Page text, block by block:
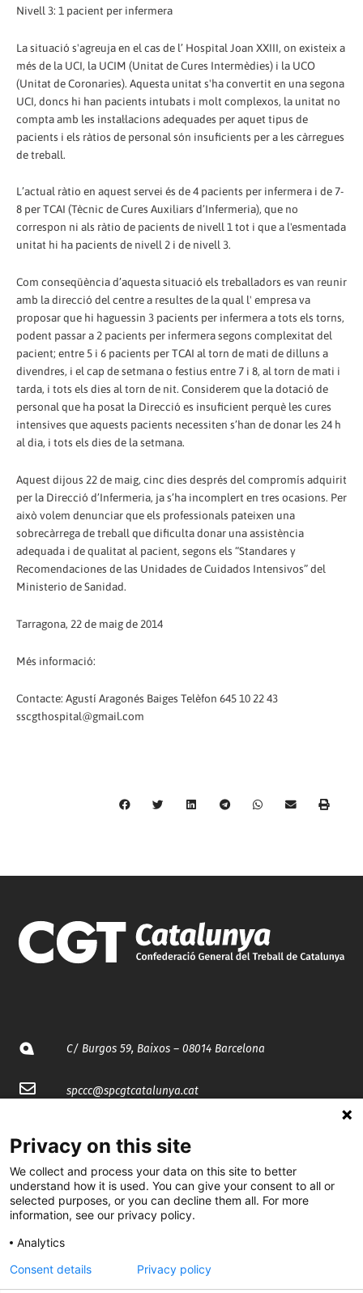
Nivell 3: 1 pacient per infermera
La situació s'agreuja en el cas de l’ Hospital Joan XXIII, on existeix a
més de la UCI, la UCIM (Unitat de Cures Intermèdies) i la UCO
(Unitat de Coronaries). Aquesta unitat s'ha convertit en una segona
UCI, doncs hi han pacients intubats i molt complexos, la unitat no
compta amb les instal·lacions adequades per aquet tipus de
pacients i els ràtios de personal són insuficients per a les càrregues
de treball.
L’actual ràtio en aquest servei és de 4 pacients per infermera i de 7-
8 per TCAI (Tècnic de Cures Auxiliars d’Infermeria), que no
correspon ni als ràtio de pacients de nivell 1 tot i que a l'esmentada
unitat hi ha pacients de nivell 2 i de nivell 3.
Com conseqüència d’aquesta situació els treballadors es van reunir
amb la direcció del centre a resultes de la qual l' empresa va
proposar que hi haguessin 3 pacients per infermera a tots els torns,
podent passar a 2 pacients per infermera segons complexitat del
pacient; entre 5 i 6 pacients per TCAI al torn de mati de dilluns a
divendres, i el cap de setmana o festius entre 7 i 8, al torn de mati i
tarda, i tots els dies al torn de nit. Considerem que la dotació de
personal que ha posat la Direcció es insuficient perquè les cures
intensives que aquests pacients necessiten s’han de donar les 24 h
al dia, i tots els dies de la setmana.
Aquest dijous 22 de maig, cinc dies després del compromís adquirit
per la Direcció d’Infermeria, ja s’ha incomplert en tres ocasions. Per
això volem denunciar que els professionals pateixen una
sobrecàrrega de treball que dificulta donar una assistència
adequada i de qualitat al pacient, segons els “Standares y
Recomendaciones de las Unidades de Cuidados Intensivos” del
Ministerio de Sanidad.
Tarragona, 22 de maig de 2014
Més informació:
Contacte: Agustí Aragonés Baiges Telèfon 645 10 22 43
sscgthospital@gmail.com
C/ Burgos 59, Baixos – 08014 Barcelona
spccc@spcgtcatalunya.cat
@CGTCatalunya
cgtcatalunya
CGTCatalunya
cgtcatalunya
Privacy on this site
We collect and process your data on this site to better
understand how it is used. You can give your consent to all or
selected purposes, or you can decline them all. For more
information, see our privacy policy.
Analytics
Consent details
Privacy policy